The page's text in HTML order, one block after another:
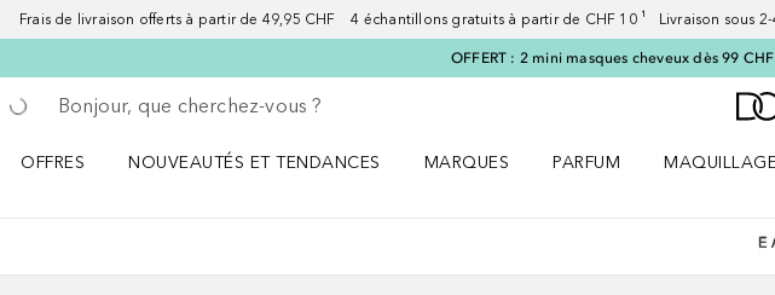
Frais de livraison offerts à partir de 49,95 CHF 4 échantillons gratuits à partir de CHF 10 ¹ Livraison sous 2-
OFFERT : 2 mini masques cheveux dès 99
Retourner
Exécuter la recherche
OFFRES
NOUVEAUTÉS ET TENDANCES
MARQUES
PARFUM